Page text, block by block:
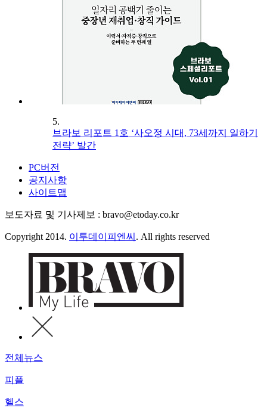
5.
브라보 리포트 1호 ‘사오정 시대, 73세까지 일하기
전략’ 발간
PC버전
공지사항
사이트맵
보도자료 및 기사제보 : bravo@etoday.co.kr
Copyright 2014. 이투데이피엔씨 . All rights reserved
전체뉴스
피플
헬스